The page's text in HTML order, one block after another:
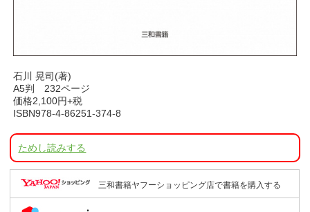
石川 晃司(著)
A5判 232ページ
価格2,100円+税
ISBN978-4-86251-374-8
ためし読みする
三和書籍ヤフーショッピング店で書籍を購入する